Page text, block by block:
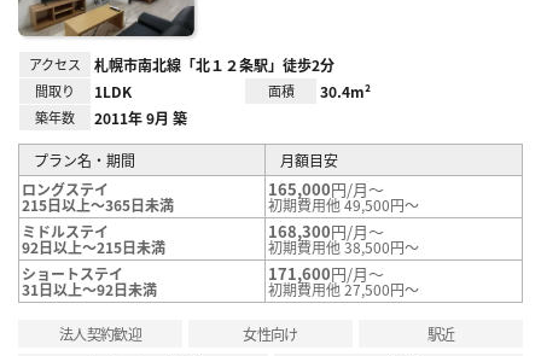
アクセス 札幌市南北線「北１２条駅」徒歩2分
間取り 1LDK 面積 30.4m²
築年数 2011年 9月 築
プラン名・期間
月額目安
ロングステイ
215日以上～365日未満
165,000円/月～
初期費用他 49,500円～
ミドルステイ
92日以上～215日未満
168,300円/月～
初期費用他 38,500円～
ショートステイ
31日以上～92日未満
171,600円/月～
初期費用他 27,500円～
法人契約歓迎 女性向け
駅近